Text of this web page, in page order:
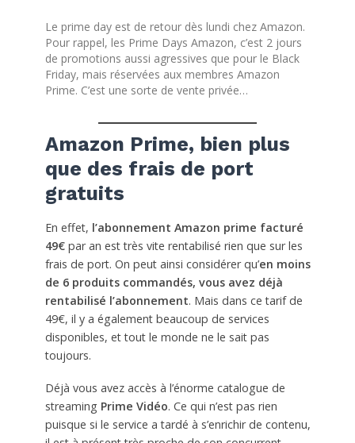
Le prime day est de retour dès lundi chez Amazon.
Pour rappel, les Prime Days Amazon, c’est 2 jours
de promotions aussi agressives que pour le Black
Friday, mais réservées aux membres Amazon
Prime. C’est une sorte de vente privée…
Amazon Prime, bien plus
que des frais de port
gratuits
En effet, l’abonnement Amazon prime facturé
49€par an est très vite rentabilisé rien que sur les
frais de port. On peut ainsi considérer qu’en moins
de 6 produits commandés, vous avez déjà
rentabilisé l’abonnement. Mais dans ce tarif de
49€, il y a également beaucoup de services
disponibles, et tout le monde ne le sait pas
toujours.
Déjà vous avez accès à l’énorme catalogue de
streaming Prime Vidéo. Ce qui n’est pas rien
puisque si le service a tardé à s’enrichir de contenu,